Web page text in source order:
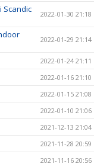
Scandic
2022-01-30 21:18
2022-01-29 21:14
2022-01-24 21:11
2022-01-16 21:10
2022-01-15 21:08
2022-01-10 21:06
2021-12-13 21:04
2021-11-28 20:59
2021-11-16 20:56